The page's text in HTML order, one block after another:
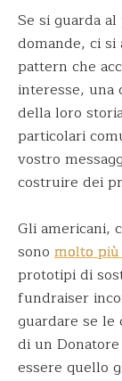
Se si guarda
domande, ci si
pattern che
interesse, una
della loro
particolari
vostro
costruire dei
Gli americani,
sono molto
prototipi di
fundraiser
guardare se
di un
essere quello